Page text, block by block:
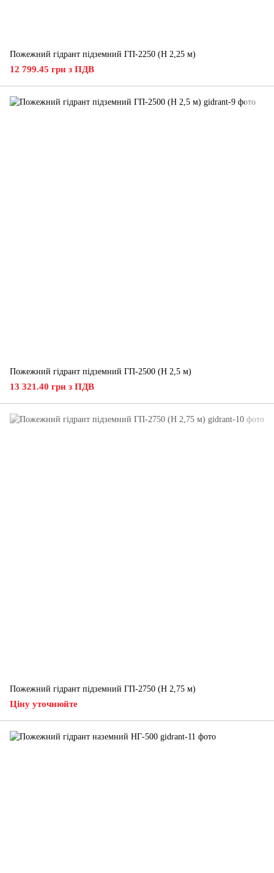
Пожежний гідрант підземний ГП-2250 (H 2,25 м)
12 799.45 грн з ПДВ
Пожежний гідрант підземний ГП-2500 (H 2,5 м)
13 321.40 грн з ПДВ
Пожежний гідрант підземний ГП-2750 (H 2,75 м)
Ціну уточнюйте